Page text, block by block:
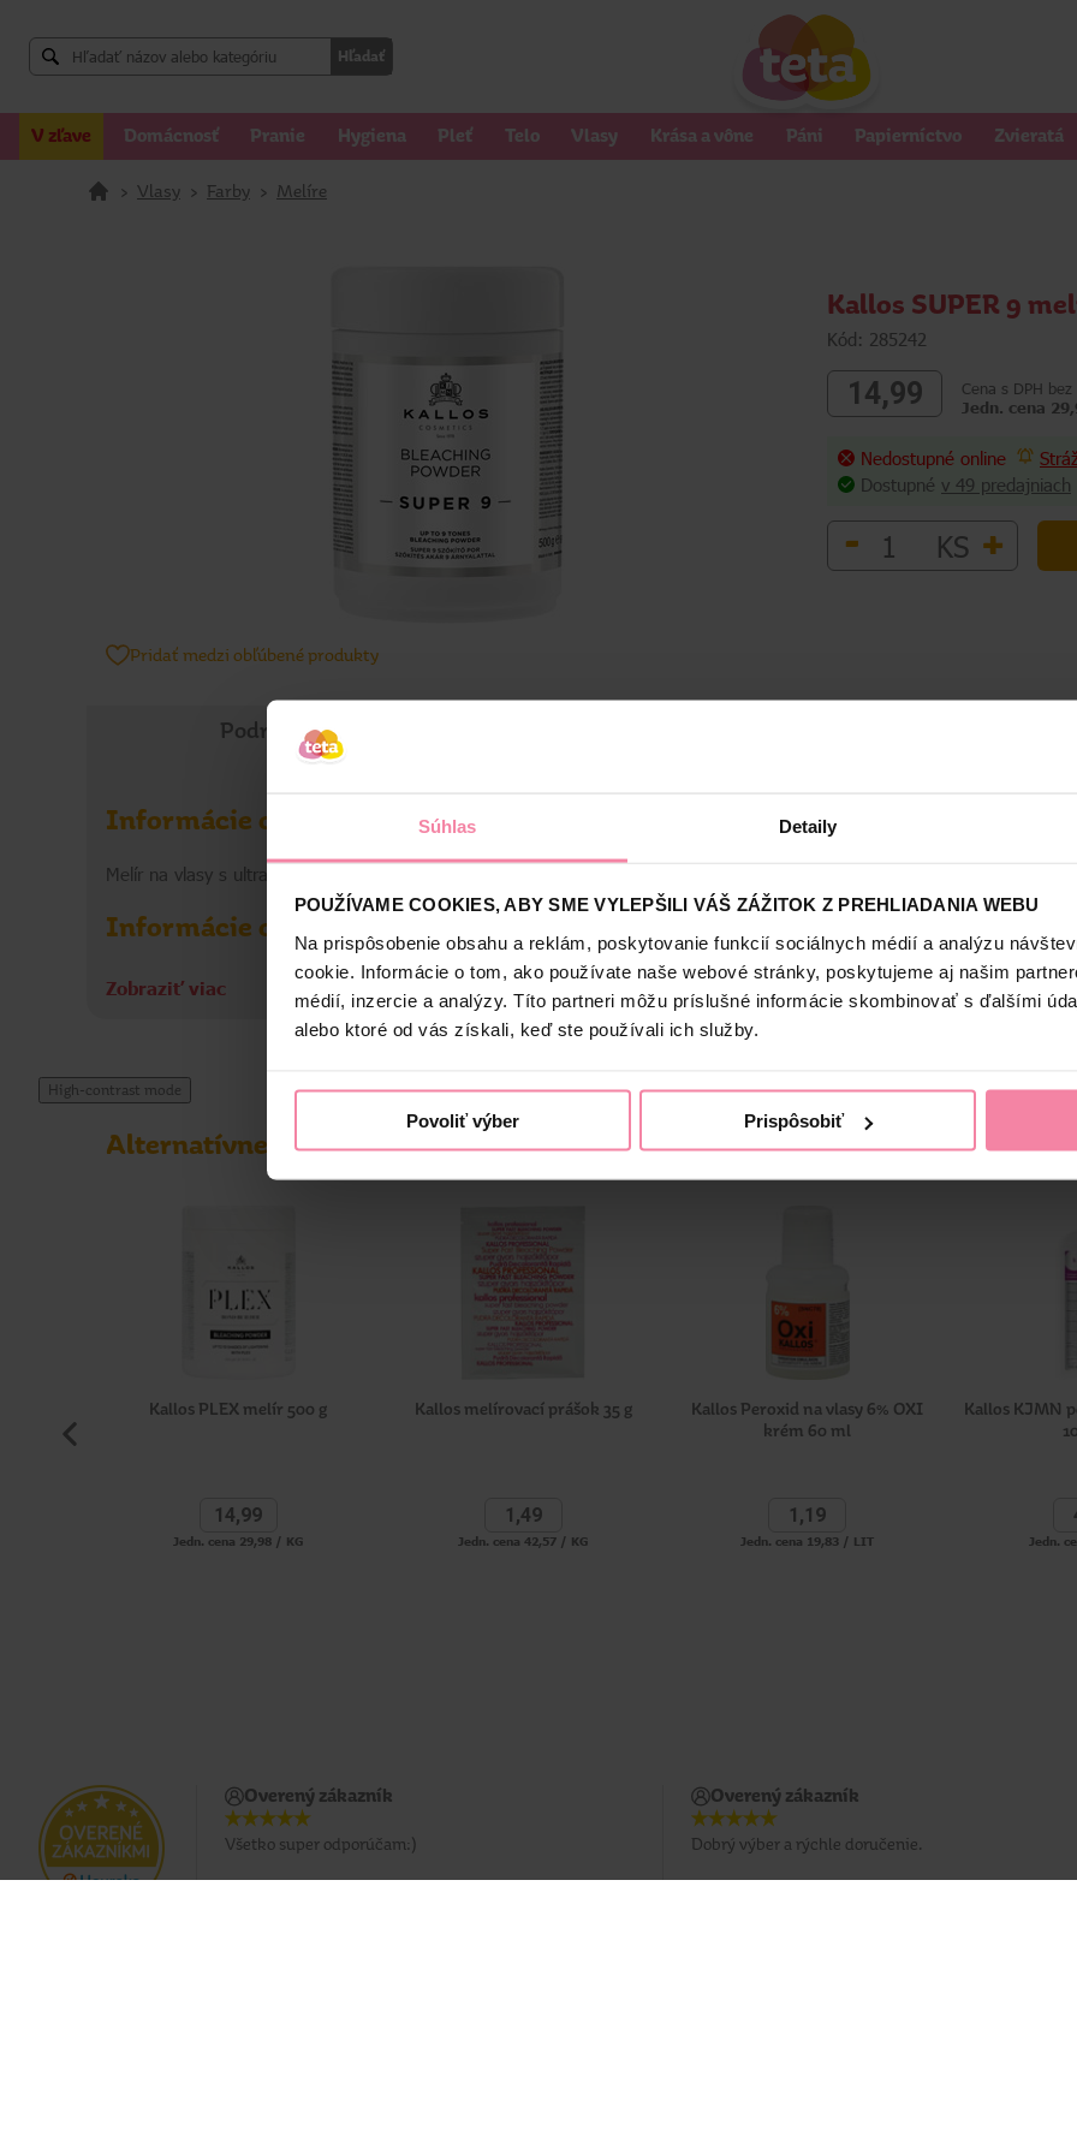
Súhlas Detaily
POUŽÍVAME COOKIES, ABY SME VYLEPŠILI VÁŠ ZÁŽITOK Z PREHLIADANIA WEBU
Na prispôsobenie obsahu a reklám, poskytovanie funkcií sociálnych médií a analýzu
cookie. Informácie o tom, ako používate naše webové stránky, poskytujeme aj našim
médií, inzercie a analýzy. Títo partneri môžu príslušné informácie skombinovať s ďalšími
alebo ktoré od vás získali, keď ste používali ich služby.
Povoliť výber Prispôsobiť
Hľadať
V zľave Domácnosť Pranie Hygiena Pleť Telo Vlasy Krása a vône Páni Papierníctvo Zvieratá
> Vlasy > Farby > Melíre
Pridať medzi obľúbené produkty
Kallos SUPER 9
Kód: 285242
14,99
Cena s DPH
Jedn. cena
Nedostupné online
Dostupné v 49 predajniach
- KS +
Podrobné informácie
Informácie o výrobku
Melír na vlasy s ultra účinným zosvetľujúcim účinkom až o 9 odtieňov
Informácie o výrobcovi
MaK
Zobraziť viac
High-contrast mode
Alternatívne produkty
Kallos PLEX melír 500 g
14,99
Jedn. cena 29,98 / KG
Kallos melírovací prášok 35 g
1,49
Jedn. cena 42,57 / KG
Kallos Peroxid na vlasy 6% OXI
krém 60 ml
1,19
Jedn. cena 19,83 / LIT
Kallos KJMN
Jedn.
Overený zákazník
Všetko super odporúčam:)
Overený zákazník
Dobrý výber a rýchle doručenie.